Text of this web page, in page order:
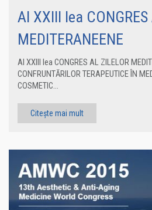
Al XXIII lea
MEDITERANEENE
Al XXIII lea CONGRES AL ZILELOR
CONFRUNTĂRILOR TERAPEUTICE ÎN
COSMETIC...
Citește mai mult